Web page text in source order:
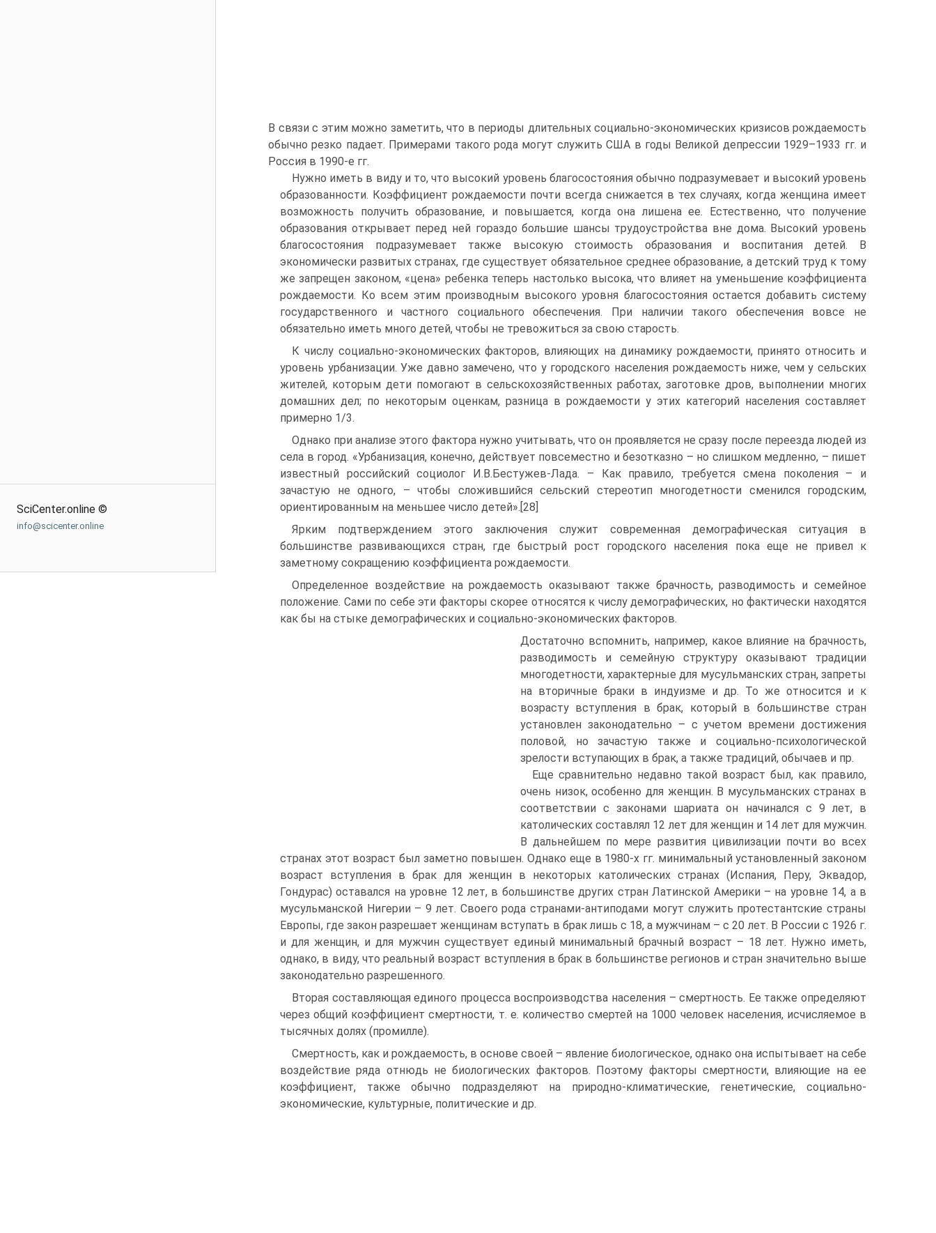
SciCenter.online ©
info@scicenter.online
В связи с этим можно заметить, что в периоды длительных социально-экономических кризисов рождаемость
обычно резко падает. Примерами такого рода могут служить США в годы Великой депрессии 1929–1933 гг. и
Россия в 1990-е гг.
Нужно иметь в виду и то, что высокий уровень благосостояния обычно подразумевает и высокий уровень
образованности. Коэффициент рождаемости почти всегда снижается в тех случаях, когда женщина имеет
возможность получить образование, и повышается, когда она лишена ее. Естественно, что получение
образования открывает перед ней гораздо большие шансы трудоустройства вне дома. Высокий уровень
благосостояния подразумевает также высокую стоимость образования и воспитания детей. В
экономически развитых странах, где существует обязательное среднее образование, а детский труд к тому
же запрещен законом, «цена» ребенка теперь настолько высока, что влияет на уменьшение коэффициента
рождаемости. Ко всем этим производным высокого уровня благосостояния остается добавить систему
государственного и частного социального обеспечения. При наличии такого обеспечения вовсе не
обязательно иметь много детей, чтобы не тревожиться за свою старость.
К числу социально-экономических факторов, влияющих на динамику рождаемости, принято относить и
уровень урбанизации. Уже давно замечено, что у городского населения рождаемость ниже, чем у сельских
жителей, которым дети помогают в сельскохозяйственных работах, заготовке дров, выполнении многих
домашних дел; по некоторым оценкам, разница в рождаемости у этих категорий населения составляет
примерно 1/3.
Однако при анализе этого фактора нужно учитывать, что он проявляется не сразу после переезда людей из
села в город. «Урбанизация, конечно, действует повсеместно и безотказно – но слишком медленно, – пишет
известный российский социолог И.В.Бестужев-Лада. – Как правило, требуется смена поколения – и
зачастую не одного, – чтобы сложившийся сельский стереотип многодетности сменился городским,
ориентированным на меньшее число детей».[28]
Ярким подтверждением этого заключения служит современная демографическая ситуация в
большинстве развивающихся стран, где быстрый рост городского населения пока еще не привел к
заметному сокращению коэффициента рождаемости.
Определенное воздействие на рождаемость оказывают также брачность, разводимость и семейное
положение. Сами по себе эти факторы скорее относятся к числу демографических, но фактически находятся
как бы на стыке демографических и социально-экономических факторов.
Достаточно вспомнить, например, какое влияние на брачность,
разводимость и семейную структуру оказывают традиции
многодетности, характерные для мусульманских стран, запреты
на вторичные браки в индуизме и др. То же относится и к
возрасту вступления в брак, который в большинстве стран
установлен законодательно – с учетом времени достижения
половой, но зачастую также и социально-психологической
зрелости вступающих в брак, а также традиций, обычаев и пр.
Еще сравнительно недавно такой возраст был, как правило,
очень низок, особенно для женщин. В мусульманских странах в
соответствии с законами шариата он начинался с 9 лет, в
католических составлял 12 лет для женщин и 14 лет для мужчин.
В дальнейшем по мере развития цивилизации почти во всех
странах этот возраст был заметно повышен. Однако еще в 1980-х гг. минимальный установленный законом
возраст вступления в брак для женщин в некоторых католических странах (Испания, Перу, Эквадор,
Гондурас) оставался на уровне 12 лет, в большинстве других стран Латинской Америки – на уровне 14, а в
мусульманской Нигерии – 9 лет. Своего рода странами-антиподами могут служить протестантские страны
Европы, где закон разрешает женщинам вступать в брак лишь с 18, а мужчинам – с 20 лет. В России с 1926 г.
и для женщин, и для мужчин существует единый минимальный брачный возраст – 18 лет. Нужно иметь,
однако, в виду, что реальный возраст вступления в брак в большинстве регионов и стран значительно выше
законодательно разрешенного.
Вторая составляющая единого процесса воспроизводства населения – смертность. Ее также определяют
через общий коэффициент смертности, т. е. количество смертей на 1000 человек населения, исчисляемое в
тысячных долях (промилле).
Смертность, как и рождаемость, в основе своей – явление биологическое, однако она испытывает на себе
воздействие ряда отнюдь не биологических факторов. Поэтому факторы смертности, влияющие на ее
коэффициент, также обычно подразделяют на природно-климатические, генетические, социально-
экономические, культурные, политические и др.